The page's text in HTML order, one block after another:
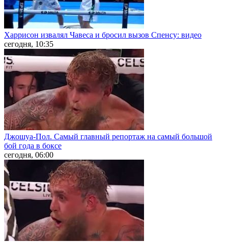
Харрисон извалял Чавеса и бросил вызов Спенсу: видео
сегодня, 10:35
Джошуа-Пол. Самый главный репортаж на самый большой
бой года в боксе
сегодня, 06:00